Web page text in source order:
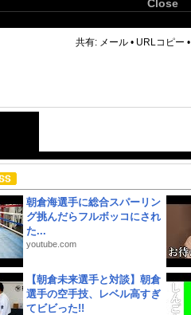
Close
共有: メール • URLコピー •
朝倉海選手に総合スパーリン
グ挑んだらフルボッコにされ
た...
youtube.com
【朝倉未来選手と対談】朝倉
選手の空手技、レベル高すぎ
てビビった!!